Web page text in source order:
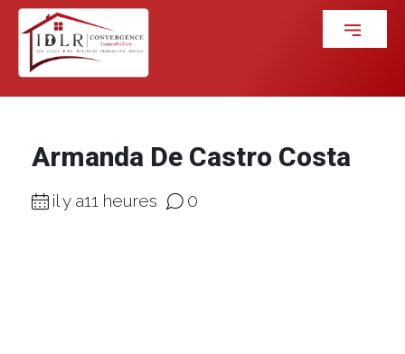
Armanda De Castro Costa
il y a11 heures 0